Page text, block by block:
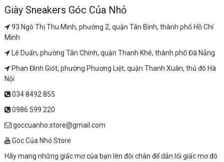
Giày Sneakers Góc Của Nhỏ
93 Ngô Thị Thu Minh, phường 2, quận Tân Bình, thành phố Hồ Chí
Minh
Lê Duẩn, phường Tân Chính, quận Thanh Khê, thành phố Đà Nẵng
Phan Đình Giót, phường Phương Liệt, quận Thanh Xuân, thủ đô Hà
Nội
034 8492 855
0986 599 220
goccuanho.store@gmail.com
Góc Của Nhỏ Store
Hãy mang những giấc mơ của bạn lên đôi chân để dẫn lối giấc mơ đó